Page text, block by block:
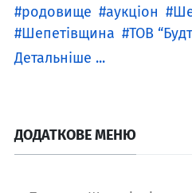
родовище
аукціон
Шепетівщина
ТОВ
Детальніше ...
ДОДАТКОВЕ МЕНЮ